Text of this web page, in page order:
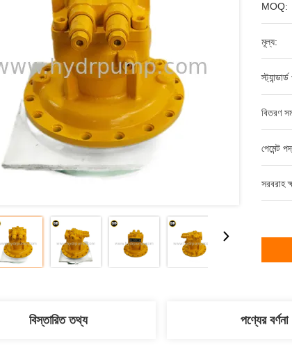
MOQ:
মূল্য:
বিতরণ
পেমেন্ট
সরবরাহ
বিস্তারিত তথ্য পণ্যের বর্ণনা